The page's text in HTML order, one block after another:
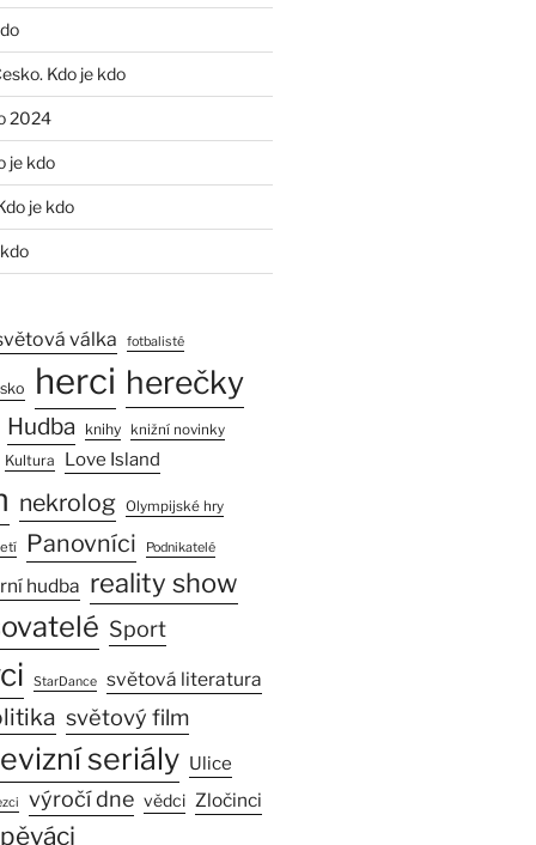
Kdo je kdo
2024
je kdo
je kdo
válka fotbalisté
herci herečky
Hudba knihy knižní novinky
Kultura Love Island
nekrolog Olympijské hry
Panovníci Podnikatelé
hudba reality show
Sport
StarDance světová literatura
světový film
seriály Ulice
výročí dne vědci Zločinci